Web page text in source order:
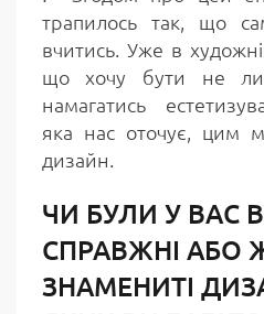
трапилось так, що
вчитись. Уже в
що хочу бути не
намагатись
яка нас оточує, цим
дизайн.
ЧИ БУЛИ У ВАС
СПРАВЖНІ АБО
ЗНАМЕНИТІ